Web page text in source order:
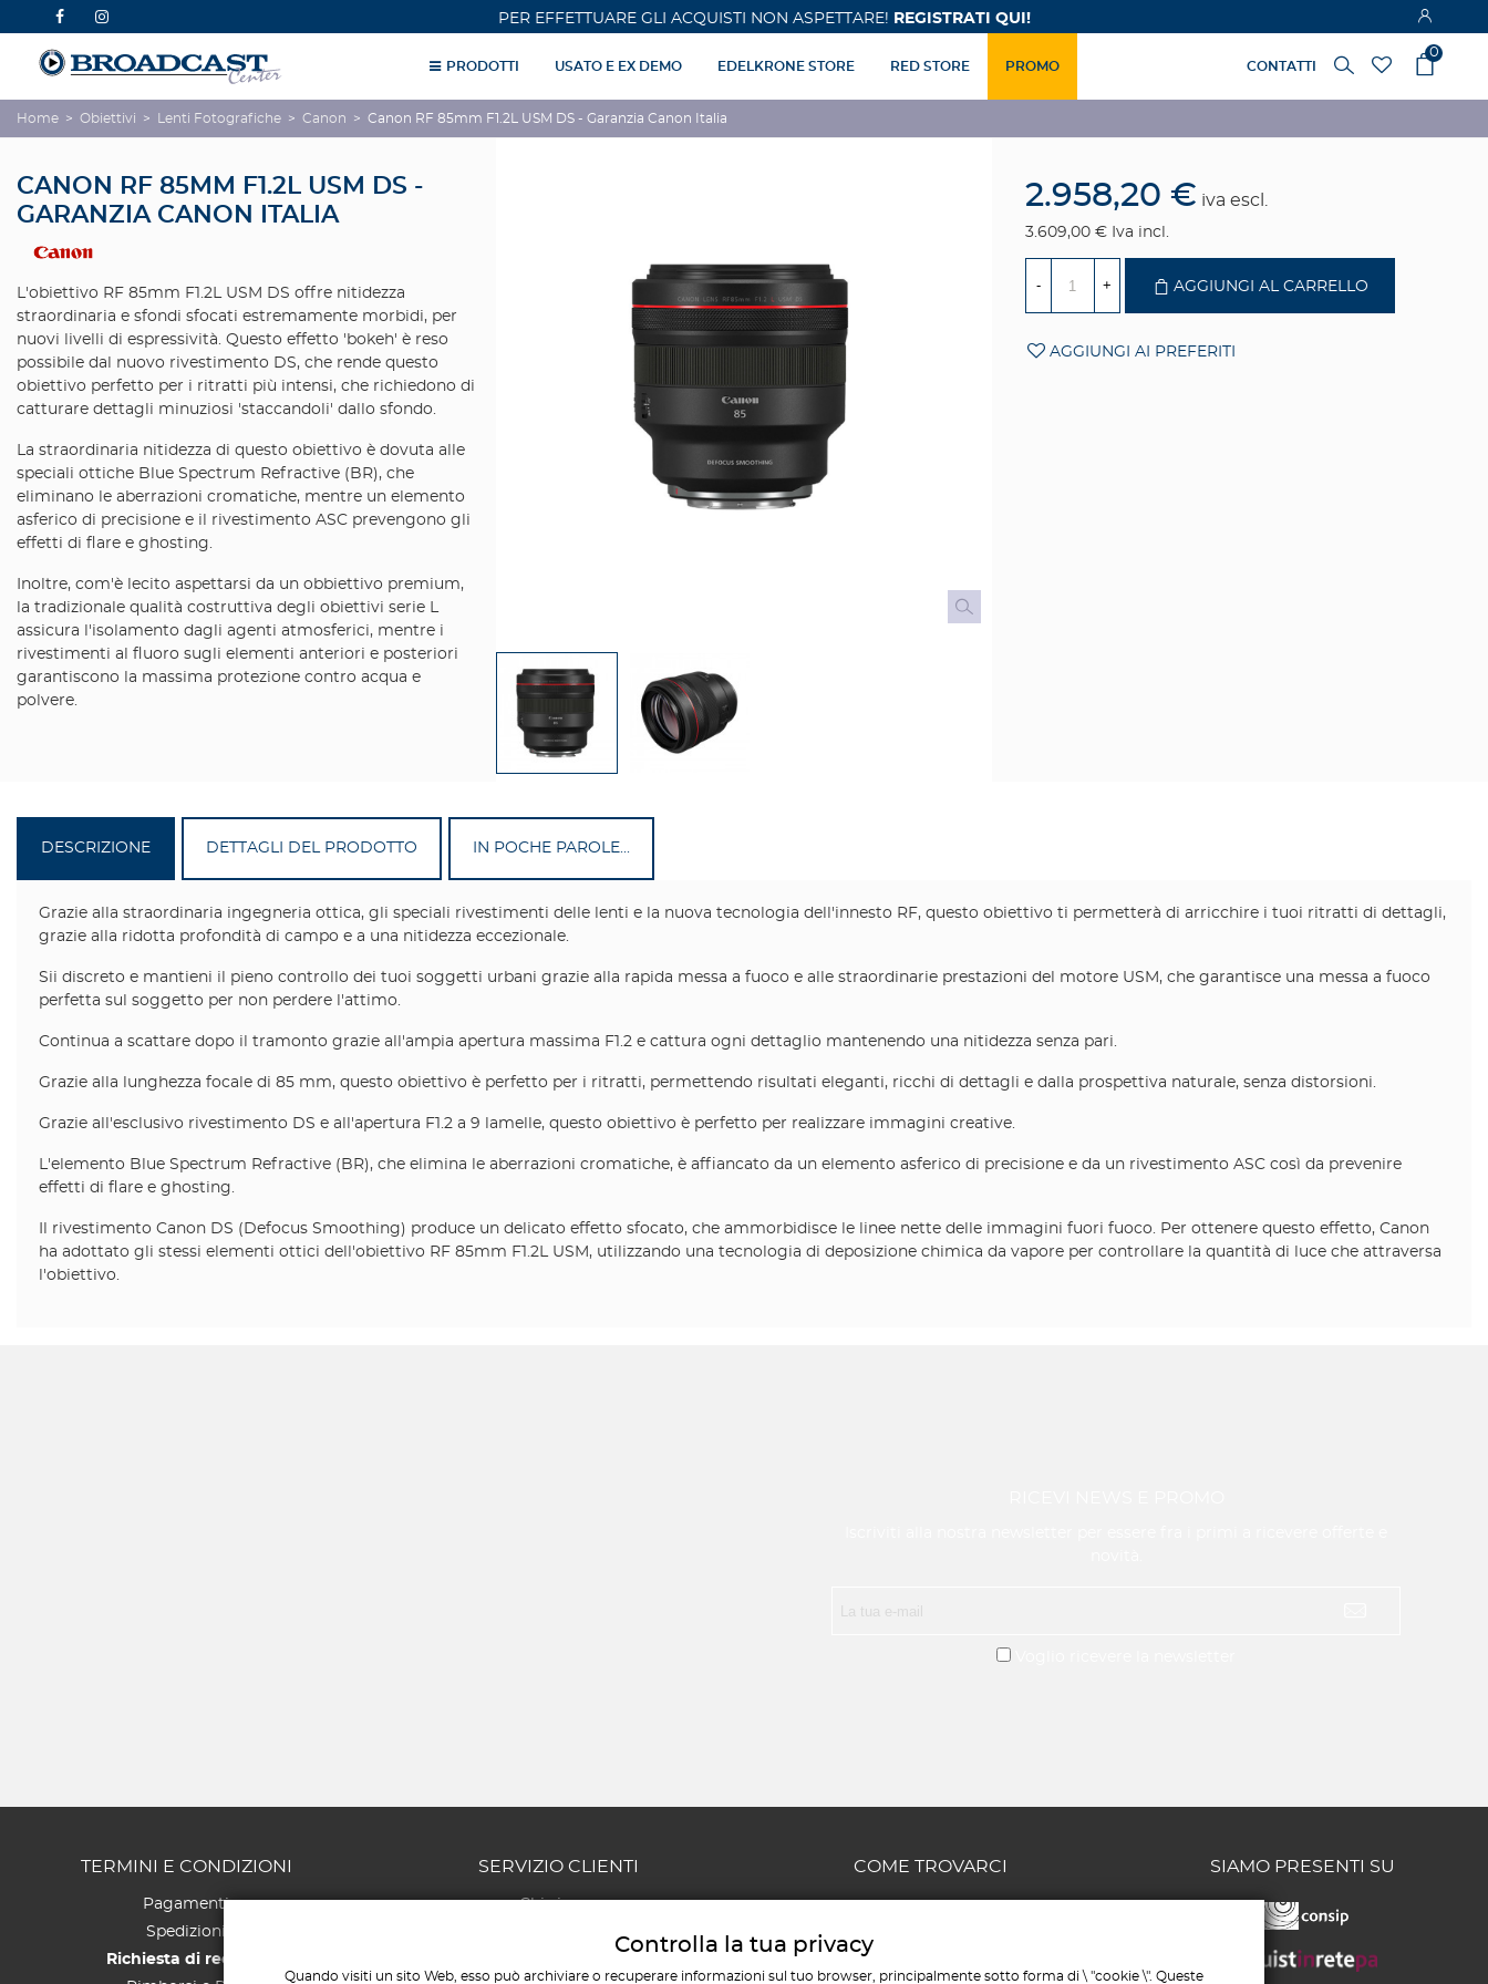
PER EFFETTUARE GLI ACQUISTI NON ASPETTARE! REGISTRATI QUI!
PRODOTTI USATO E EX DEMO EDELKRONE STORE RED STORE PROMO CONTATTI
0
Home > Obiettivi > Lenti Fotografiche > Canon > Canon RF 85mm F1.2L USM DS - Garanzia Canon Italia
CANON RF 85MM F1.2L USM DS -
GARANZIA CANON ITALIA
L'obiettivo RF 85mm F1.2L USM DS offre nitidezza
straordinaria e sfondi sfocati estremamente morbidi, per
nuovi livelli di espressività. Questo effetto 'bokeh' è reso
possibile dal nuovo rivestimento DS, che rende questo
obiettivo perfetto per i ritratti più intensi, che richiedono di
catturare dettagli minuziosi 'staccandoli' dallo sfondo.
La straordinaria nitidezza di questo obiettivo è dovuta alle
speciali ottiche Blue Spectrum Refractive (BR), che
eliminano le aberrazioni cromatiche, mentre un elemento
asferico di precisione e il rivestimento ASC prevengono gli
effetti di flare e ghosting.
Inoltre, com'è lecito aspettarsi da un obbiettivo premium,
la tradizionale qualità costruttiva degli obiettivi serie L
assicura l'isolamento dagli agenti atmosferici, mentre i
rivestimenti al fluoro sugli elementi anteriori e posteriori
garantiscono la massima protezione contro acqua e
polvere.
2.958,20 € iva escl.
3.609,00 € Iva incl.
- + AGGIUNGI AL CARRELLO
AGGIUNGI AI PREFERITI
DESCRIZIONE DETTAGLI DEL PRODOTTO IN POCHE PAROLE...
Grazie alla straordinaria ingegneria ottica, gli speciali rivestimenti delle lenti e la nuova tecnologia dell'innesto RF, questo obiettivo ti permetterà di arricchire i tuoi ritratti di dettagli,
grazie alla ridotta profondità di campo e a una nitidezza eccezionale.
Sii discreto e mantieni il pieno controllo dei tuoi soggetti urbani grazie alla rapida messa a fuoco e alle straordinarie prestazioni del motore USM, che garantisce una messa a fuoco
perfetta sul soggetto per non perdere l'attimo.
Continua a scattare dopo il tramonto grazie all'ampia apertura massima F1.2 e cattura ogni dettaglio mantenendo una nitidezza senza pari.
Grazie alla lunghezza focale di 85 mm, questo obiettivo è perfetto per i ritratti, permettendo risultati eleganti, ricchi di dettagli e dalla prospettiva naturale, senza distorsioni.
Grazie all'esclusivo rivestimento DS e all'apertura F1.2 a 9 lamelle, questo obiettivo è perfetto per realizzare immagini creative.
L'elemento Blue Spectrum Refractive (BR), che elimina le aberrazioni cromatiche, è affiancato da un elemento asferico di precisione e da un rivestimento ASC così da prevenire
effetti di flare e ghosting.
Il rivestimento Canon DS (Defocus Smoothing) produce un delicato effetto sfocato, che ammorbidisce le linee nette delle immagini fuori fuoco. Per ottenere questo effetto, Canon
ha adottato gli stessi elementi ottici dell'obiettivo RF 85mm F1.2L USM, utilizzando una tecnologia di deposizione chimica da vapore per controllare la quantità di luce che attraversa
l'obiettivo.
TERMINI E CONDIZIONI
Pagamenti
Spedizioni
Richiesta di recesso
SERVIZIO CLIENTI
Chi siamo
COME TROVARCI SIAMO PRESENTI SU
Controlla la tua privacy
Quando visiti un sito Web, esso può archiviare o recuperare informazioni sul tuo browser, principalmente sotto forma di \ "cookie \". Queste